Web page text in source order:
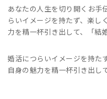
あなたの人生を切り開くお手
らいイメージを持たず、楽し
力を精一杯引き出して、「結
婚活につらいイメージを持た
自身の魅力を精一杯引き出し